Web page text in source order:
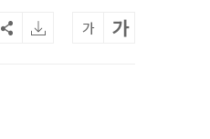
가 가